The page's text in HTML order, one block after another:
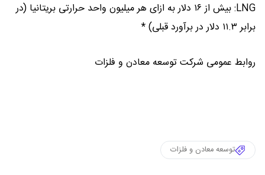
LNG: بیش از ۱۶ دلار به ازای هر میلیون واحد حرارتی بریتانیا (در
برابر ۱۱.۳ دلار در برآورد قبلی) *
روابط عمومی شرکت توسعه معادن و فلزات
توسعه معادن و فلزات